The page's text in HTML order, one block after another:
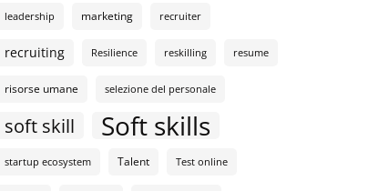
leadership marketing recruiter
recruiting Resilience reskilling resume
risorse umane selezione del personale
soft skill Soft skills
startup ecosystem Talent Test online